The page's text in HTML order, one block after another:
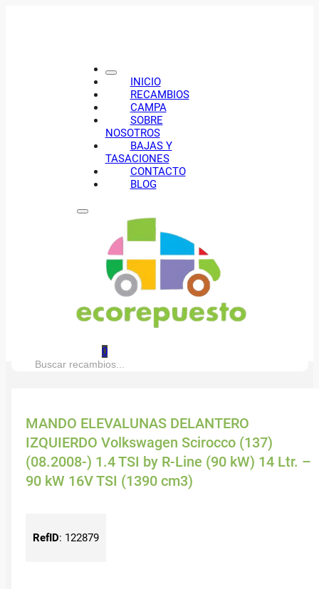
INICIO
RECAMBIOS
CAMPA
SOBRE
NOSOTROS
BAJAS Y
TASACIONES
CONTACTO
BLOG
0
Buscar:
MANDO ELEVALUNAS DELANTERO
IZQUIERDO Volkswagen Scirocco (137)
(08.2008-) 1.4 TSI by R-Line (90 kW) 14 Ltr. –
90 kW 16V TSI (1390 cm3)
RefID: 122879